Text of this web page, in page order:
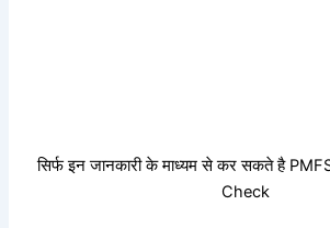
सिर्फ इन जानकारी के माध्यम से कर सकते है
Check